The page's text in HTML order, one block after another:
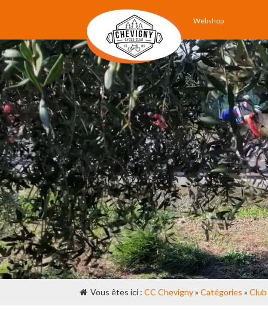
Webshop
Vous êtes ici : CC Chevigny» Catégories » Club